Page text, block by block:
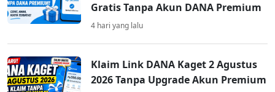
Gratis Tanpa Akun DANA Premium
4 hari yang lalu
Klaim Link DANA Kaget 2 Agustus
2026 Tanpa Upgrade Akun Premium